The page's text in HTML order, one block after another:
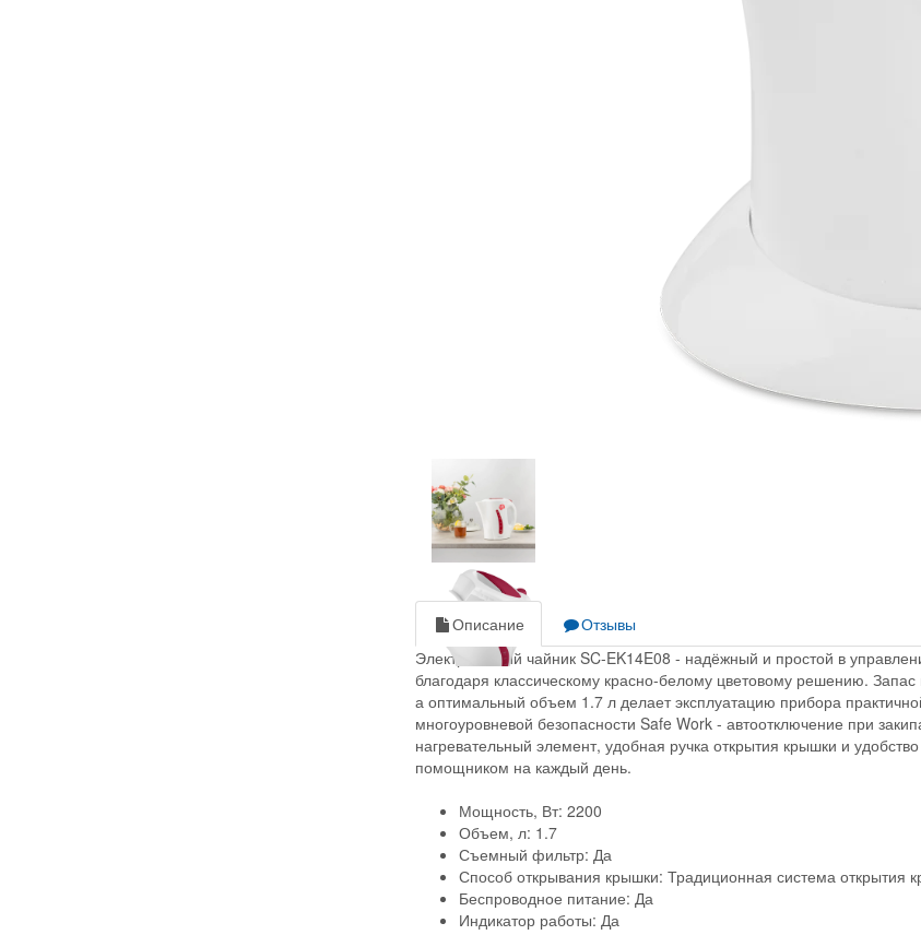
Описание
Отзывы
Электрический чайник SC-EK14E08 - надёжный и простой в
благодаря классическому красно-белому цветовому решению.
а оптимальный объем 1.7 л делает эксплуатацию прибора
многоуровневой безопасности Safe Work - автоотключение при
нагревательный элемент, удобная ручка открытия крышки и
помощником на каждый день.
Мощность, Вт: 2200
Объем, л: 1.7
Съемный фильтр: Да
Способ открывания крышки: Традиционная система открытия
Беспроводное питание: Да
Индикатор работы: Да